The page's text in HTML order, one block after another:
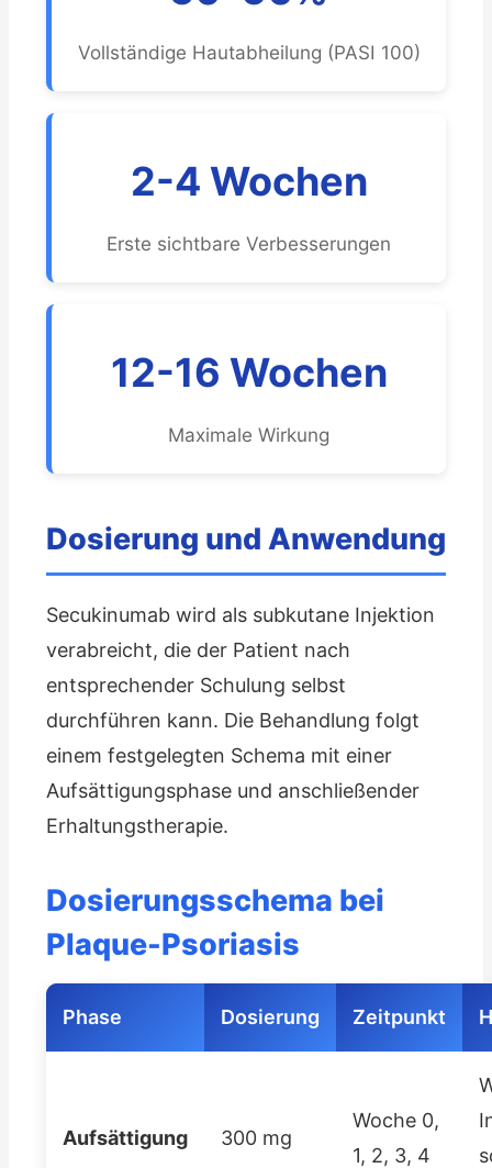
Vollständige Hautabheilung (PASI 100)
2-4 Wochen
Erste sichtbare Verbesserungen
12-16 Wochen
Maximale Wirkung
Dosierung und Anwendung
Secukinumab wird als subkutane Injektion
verabreicht, die der Patient nach
entsprechender Schulung selbst
durchführen kann. Die Behandlung folgt
einem festgelegten Schema mit einer
Aufsättigungsphase und anschließender
Erhaltungstherapie.
Dosierungsschema bei
Plaque-Psoriasis
Phase Dosierung Zeitpunkt
Aufsättigung 300 mg
Woche 0,
1, 2, 3, 4